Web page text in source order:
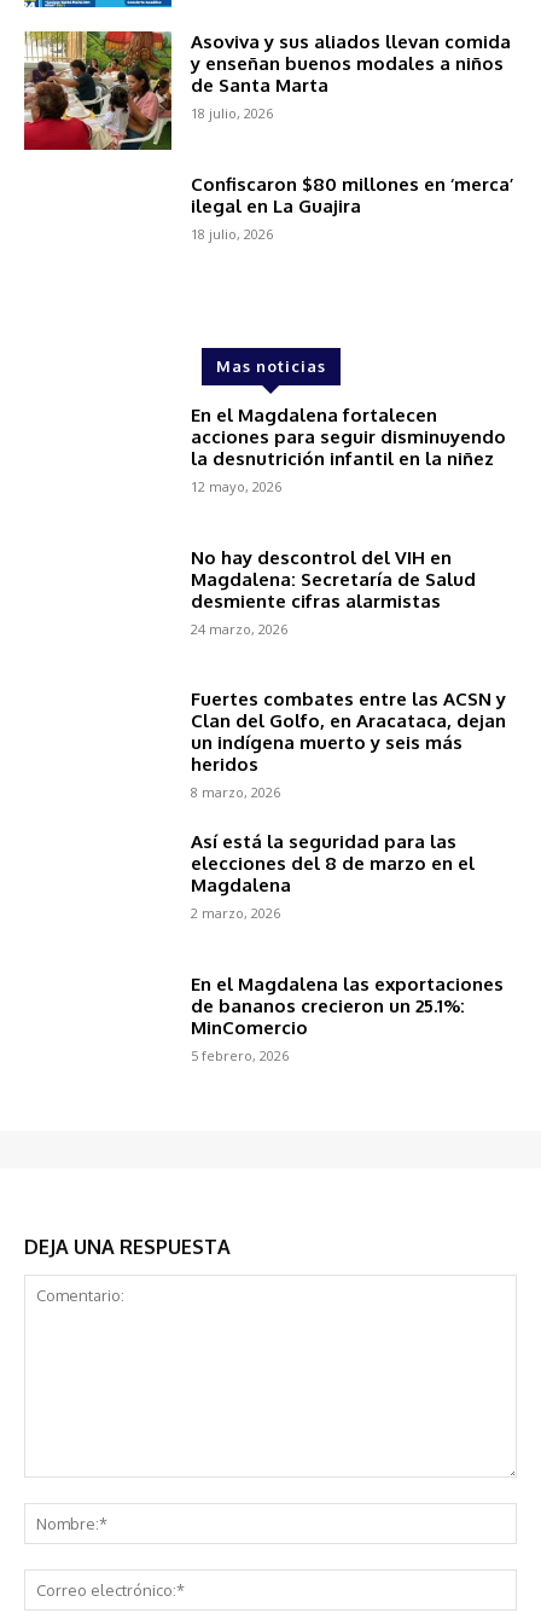
Asoviva y sus aliados llevan comida
y enseñan buenos modales a niños
de Santa Marta
18 julio, 2026
Confiscaron $80 millones en ‘merca’
ilegal en La Guajira
18 julio, 2026
Mas noticias
En el Magdalena fortalecen
acciones para seguir disminuyendo
la desnutrición infantil en la niñez
12 mayo, 2026
No hay descontrol del VIH en
Magdalena: Secretaría de Salud
desmiente cifras alarmistas
24 marzo, 2026
Fuertes combates entre las ACSN y
Clan del Golfo, en Aracataca, dejan
un indígena muerto y seis más
heridos
8 marzo, 2026
Así está la seguridad para las
elecciones del 8 de marzo en el
Magdalena
2 marzo, 2026
En el Magdalena las exportaciones
de bananos crecieron un 25.1%:
MinComercio
5 febrero, 2026
DEJA UNA RESPUESTA